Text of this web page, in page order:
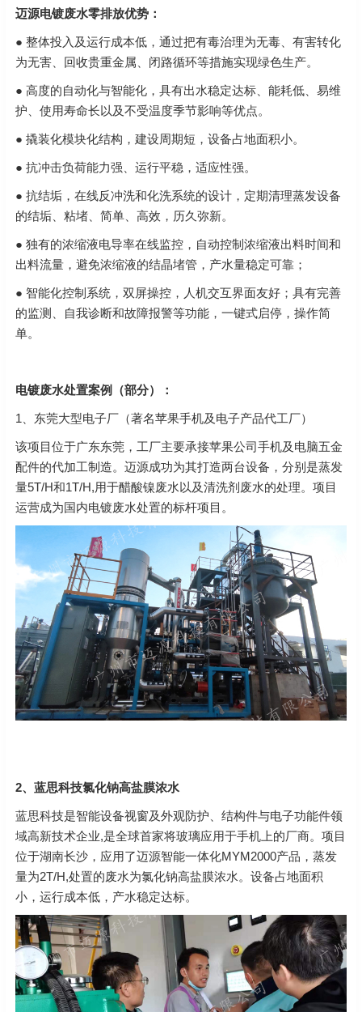
迈源电镀废水零排放优势：
● 整体投入及运行成本低，通过把有毒治理为无毒、有害转化
为无害、回收贵重金属、闭路循环等措施实现绿色生产。
● 高度的自动化与智能化，具有出水稳定达标、能耗低、易维
护、使用寿命长以及不受温度季节影响等优点。
● 撬装化模块化结构，建设周期短，设备占地面积小。
● 抗冲击负荷能力强、运行平稳，适应性强。
● 抗结垢，在线反冲洗和化洗系统的设计，定期清理蒸发设备
的结垢、粘堵、简单、高效，历久弥新。
● 独有的浓缩液电导率在线监控，自动控制浓缩液出料时间和
出料流量，避免浓缩液的结晶堵管，产水量稳定可靠；
● 智能化控制系统，双屏操控，人机交互界面友好；具有完善
的监测、自我诊断和故障报警等功能，一键式启停，操作简
单。
电镀废水处置案例（部分）：
1、东莞大型电子厂（著名苹果手机及电子产品代工厂）
该项目位于广东东莞，工厂主要承接苹果公司手机及电脑五金
配件的代加工制造。迈源成功为其打造两台设备，分别是蒸发
量5T/H和1T/H,用于醋酸镍废水以及清洗剂废水的处理。项目
运营成为国内电镀废水处置的标杆项目。
2、蓝思科技氯化钠高盐膜浓水
蓝思科技是智能设备视窗及外观防护、结构件与电子功能件领
域高新技术企业,是全球首家将玻璃应用于手机上的厂商。项目
位于湖南长沙，应用了迈源智能一体化MYM2000产品，蒸发
量为2T/H,处置的废水为氯化钠高盐膜浓水。设备占地面积
小，运行成本低，产水稳定达标。